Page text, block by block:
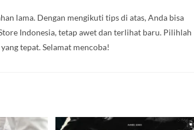
lama. Dengan mengikuti tips di atas, Anda bisa
Indonesia, tetap awet dan terlihat baru. Pilihlah
tepat. Selamat mencoba!